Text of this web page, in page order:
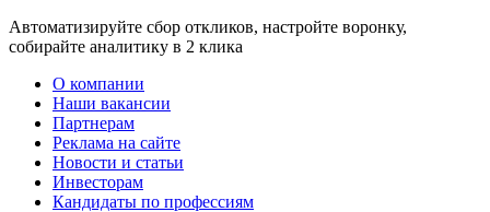
Автоматизируйте сбор откликов, настройте воронку,
собирайте аналитику в 2 клика
О компании
Наши вакансии
Партнерам
Реклама на сайте
Новости и статьи
Инвесторам
Кандидаты по профессиям